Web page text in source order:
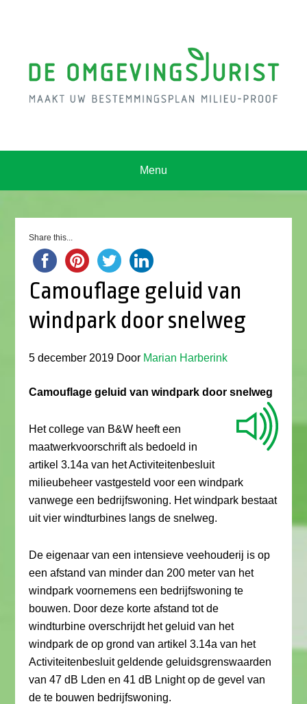
Menu
Share this...
Camouflage geluid van
windpark door snelweg
5 december 2019 Door Marian Harberink
Camouflage geluid van windpark door snelweg
Het college van B&W heeft een
maatwerkvoorschrift als bedoeld in
artikel 3.14a van het Activiteitenbesluit
milieubeheer vastgesteld voor een windpark
vanwege een bedrijfswoning. Het windpark bestaat
uit vier windturbines langs de snelweg.
De eigenaar van een intensieve veehouderij is op
een afstand van minder dan 200 meter van het
windpark voornemens een bedrijfswoning te
bouwen. Door deze korte afstand tot de
windturbine overschrijdt het geluid van het
windpark de op grond van artikel 3.14a van het
Activiteitenbesluit geldende geluidsgrenswaarden
van 47 dB Lden en 41 dB Lnight op de gevel van
de te bouwen bedrijfswoning.